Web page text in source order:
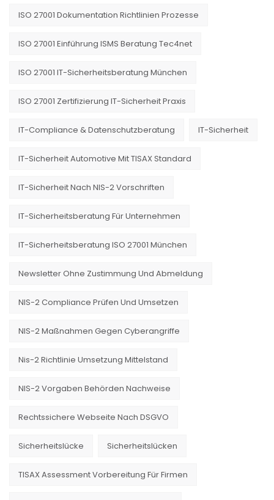
ISO 27001 Dokumentation Richtlinien Prozesse
ISO 27001 Einführung ISMS Beratung Tec4net
ISO 27001 IT-Sicherheitsberatung München
ISO 27001 Zertifizierung IT-Sicherheit Praxis
IT-Compliance & Datenschutzberatung IT-Sicherheit
IT-Sicherheit Automotive Mit TISAX Standard
IT-Sicherheit Nach NIS-2 Vorschriften
IT-Sicherheitsberatung Für Unternehmen
IT-Sicherheitsberatung ISO 27001 München
Newsletter Ohne Zustimmung Und Abmeldung
NIS-2 Compliance Prüfen Und Umsetzen
NIS-2 Maßnahmen Gegen Cyberangriffe
Nis-2 Richtlinie Umsetzung Mittelstand
NIS-2 Vorgaben Behörden Nachweise
Rechtssichere Webseite Nach DSGVO
Sicherheitslücke Sicherheitslücken
TISAX Assessment Vorbereitung Für Firmen